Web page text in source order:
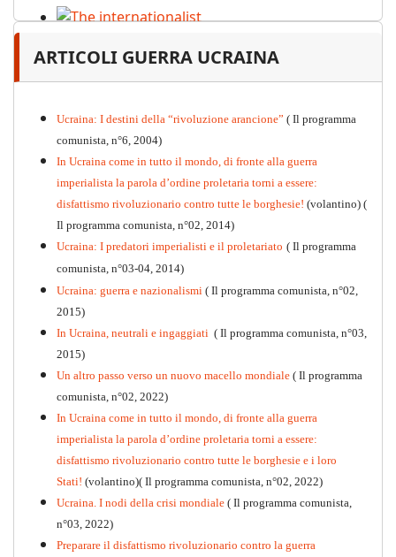
PDF n.12, 2026
Kommunistisches Programm
PDF n°10 - 2026
ARTICOLI GUERRA UCRAINA
Ucraina: I destini della “rivoluzione arancione” ( Il programma
comunista, n°6, 2004)
In Ucraina come in tutto il mondo, di fronte alla guerra
imperialista la parola d’ordine proletaria torni a essere:
disfattismo rivoluzionario contro tutte le borghesie! (volantino) (
Il programma comunista, n°02, 2014)
Ucraina: I predatori imperialisti e il proletariato ( Il programma
comunista, n°03-04, 2014)
Ucraina: guerra e nazionalismi ( Il programma comunista, n°02,
2015)
In Ucraina, neutrali e ingaggiati ( Il programma comunista, n°03,
2015)
Un altro passo verso un nuovo macello mondiale ( Il programma
comunista, n°02, 2022)
In Ucraina come in tutto il mondo, di fronte alla guerra
imperialista la parola d’ordine proletaria torni a essere:
disfattismo rivoluzionario contro tutte le borghesie e i loro
Stati! (volantino)( Il programma comunista, n°02, 2022)
Ucraina. I nodi della crisi mondiale ( Il programma comunista,
n°03, 2022)
Preparare il disfattismo rivoluzionario contro la guerra